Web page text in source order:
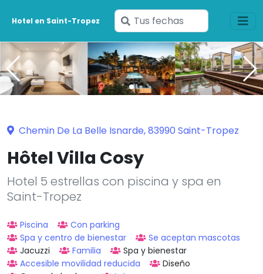
Hotel en Saint-Tropez
Ingresa
tus
fechas
Chemin De La Belle Isnarde, 83990 Saint-Tropez
Hôtel Villa Cosy
Hotel 5 estrellas con piscina y spa en
Saint-Tropez
Piscina
Con parking
Spa y centro de bienestar
Se aceptan mascotas
Jacuzzi
Familia
Spa y bienestar
Accesible movilidad reducida
Diseño